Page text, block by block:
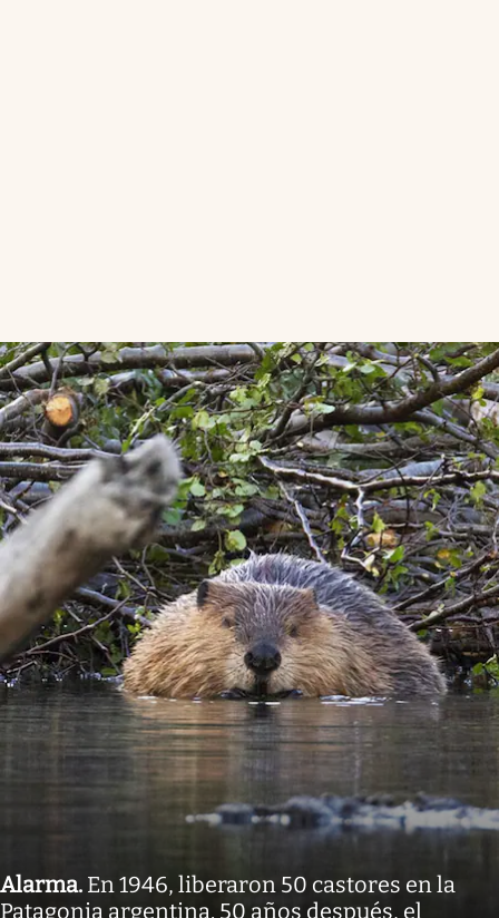
Alarma. En 1946, liberaron 50 castores en la
Patagonia argentina. 50 años después, el